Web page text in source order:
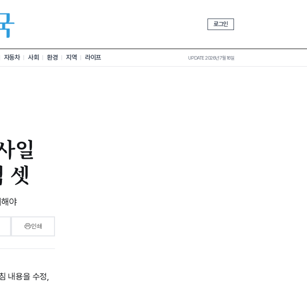
로그인
자동차 사회 환경 지역 라이프 UPDATE 2026년 7월 16일
일
셋
야
인쇄
내용을 수정,